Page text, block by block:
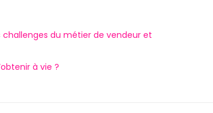
challenges du métier de vendeur et
à vie ?